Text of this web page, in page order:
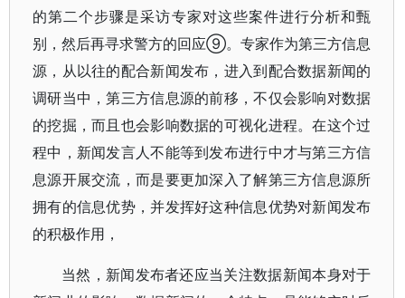
的第二个步骤是采访专家对这些案件进行分析和甄
别，然后再寻求警方的回应⑨。专家作为第三方信息
源，从以往的配合新闻发布，进入到配合数据新闻的
调研当中，第三方信息源的前移，不仅会影响对数据
的挖掘，而且也会影响数据的可视化进程。在这个过
程中，新闻发言人不能等到发布进行中才与第三方信
息源开展交流，而是要更加深入了解第三方信息源所
拥有的信息优势，并发挥好这种信息优势对新闻发布
的积极作用，
当然，新闻发布者还应当关注数据新闻本身对于